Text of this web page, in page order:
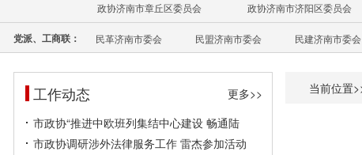
政协济南市章丘区委员会
政协济南市济阳区委员会
党派、工商联： 民革济南市委会 民盟济南市委会 民建济南市委会
工作动态
更多>>
市政协“推进中欧班列集结中心建设 畅通陆
市政协调研涉外法律服务工作 雷杰参加活动
当前位置